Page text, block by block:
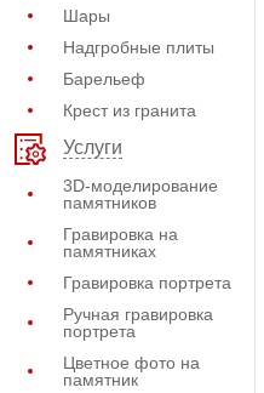
Шары
Надгробные плиты
Барельеф
Крест из гранита
Услуги
3D-моделирование
памятников
Гравировка на
памятниках
Гравировка портрета
Ручная гравировка
портрета
Цветное фото на
памятник